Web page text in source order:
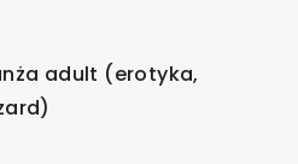
adult (erotyka,